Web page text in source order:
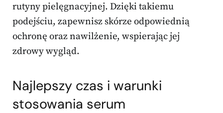
rutyny pielęgnacyjnej. Dzięki takiemu
podejściu, zapewnisz skórze odpowiednią
ochronę oraz nawilżenie, wspierając jej
zdrowy wygląd.
Najlepszy czas i warunki
stosowania serum